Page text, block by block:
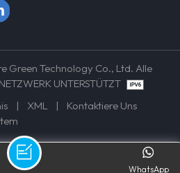
Green Technology Co., Ltd. Alle
UNTERSTÜTZT
| XML |
Kontaktiere Uns
WhatsApp